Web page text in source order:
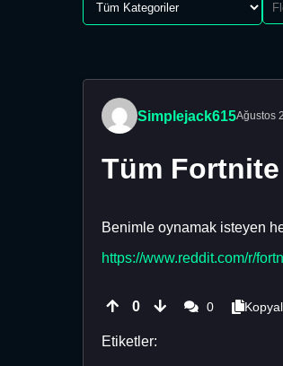
Simplejack615Ağustos
Tüm Fortnite
Benimle oynamak isteyen
https://www.reddit.com/r/
0 0
Etiketler: